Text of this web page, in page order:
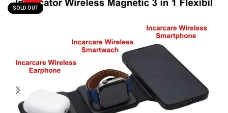
SOLD OUT